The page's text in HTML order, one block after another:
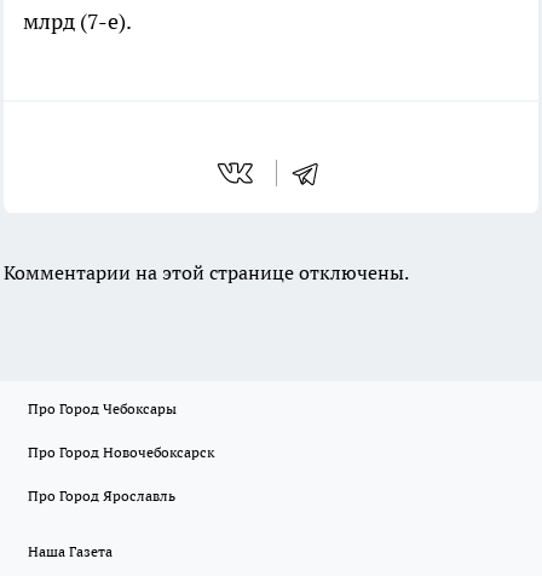
млрд (7-е).
Комментарии на этой странице отключены.
Про Город Чебоксары
Про Город Новочебоксарск
Про Город Ярославль
Наша Газета